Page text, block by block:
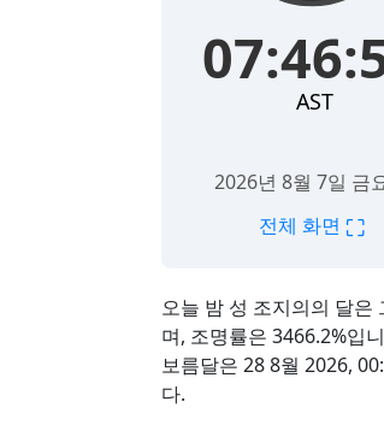
오늘 밤 성 조지의의 달은
며, 조명률은 3466.2%입
보름달은 28 8월 2026,
다.
AST
2026년 8월 7일 금
전체 화면 ⛶